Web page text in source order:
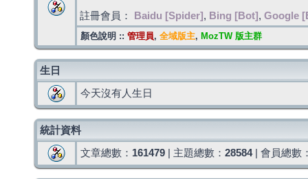
註冊會員： Baidu [Spider] , Bing [Bot] , Google
顏色說明 :: 管理員, 全域版主, MozTW 版主群
生日
今天沒有人生日
統計資料
文章總數： 161479 | 主題總數： 28584| 會員總數